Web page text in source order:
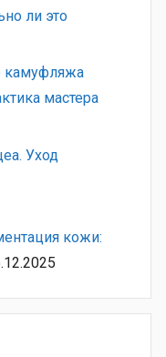
ли это
камуфляжа
мастера
Уход
кожи: